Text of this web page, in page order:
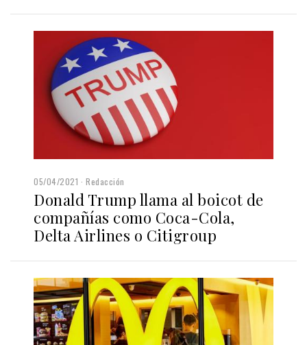
05/04/2021 Redacción
Donald Trump llama al boicot de
compañías como Coca-Cola,
Delta Airlines o Citigroup